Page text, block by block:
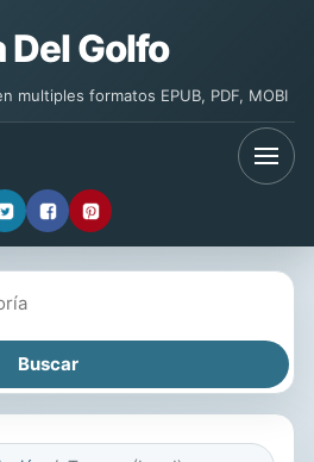
Del Golfo
multiples formatos EPUB, PDF, MOBI